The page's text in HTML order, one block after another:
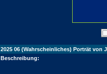
2025 06 (Wahrscheinliches) Porträt von
Beschreibung: